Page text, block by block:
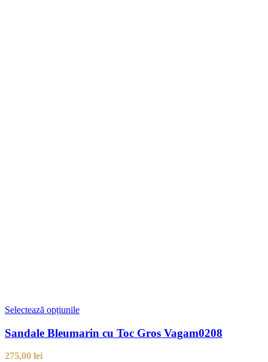
Selectează opțiunile
Sandale Bleumarin cu Toc Gros Vagam0208
275,00 lei